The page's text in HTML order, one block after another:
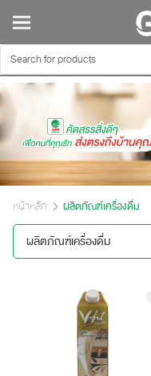
หน้าหลัก ผลิตภัณฑ์เครื่องดื่ม
ผลิตภัณฑ์เครื่องดื่ม